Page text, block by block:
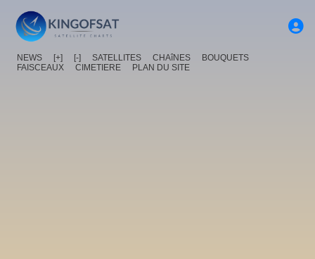
NEWS [+] [-] SATELLITES CHAîNES
BOUQUETS
FAISCEAUX
CIMETIERE PLAN DU SITE